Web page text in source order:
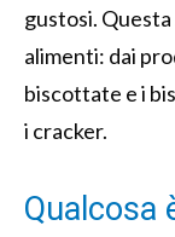
gustosi.
alimenti: dai
biscottate e i
i cracker.
Qualcosa